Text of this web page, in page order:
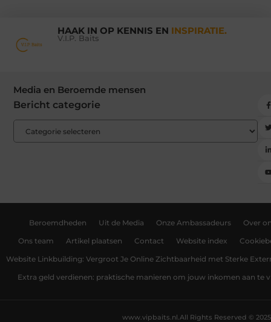
HAAK IN OP KENNIS EN INSPIRATIE.
V.I.P. Baits
Media en Beroemde mensen
Bericht categorie
Beroemdheden Uit de Media Onze Ambassadeurs Over
Ons team Artikel plaatsen Contact Website index
Website Linkbuilding: Vergroot Je Online Zichtbaarheid met Sterke
Extra geld verdienen: praktische manieren om jouw inkomen aan te
All Rights Reserved © 2025
www.vipbaits.nl.